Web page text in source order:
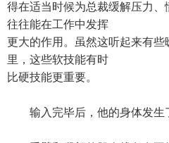
得在适当时候为总裁缓解压力、
往往能在工作中发挥
更大的作用。虽然这听起来有
里，这些软技能有时
比硬技能更重要。
输入完毕后，他的身体发生